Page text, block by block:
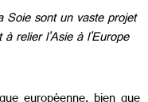
sont un vaste projet
à relier l'Asie à l'Europe